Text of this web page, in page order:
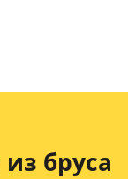
из бруса